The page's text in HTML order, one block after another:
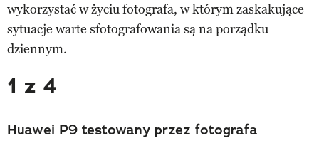
wykorzystać w życiu fotografa, w którym zaskakujące
sytuacje warte sfotografowania są na porządku
dziennym.
1 z 4
Huawei P9 testowany przez fotografa